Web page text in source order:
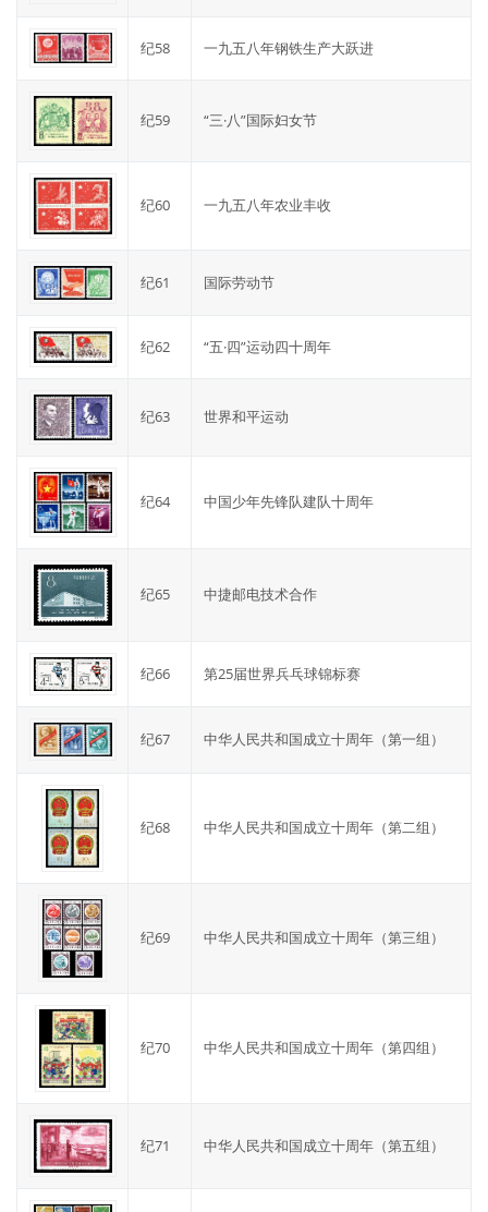
纪58 一九五八年钢铁生产大跃进
纪59 “三·八”国际妇女节
纪60 一九五八年农业丰收
纪61 国际劳动节
纪62 “五·四”运动四十周年
纪63 世界和平运动
纪64 中国少年先锋队建队十周年
纪65 中捷邮电技术合作
纪66 第25届世界兵乓球锦标赛
纪67 中华人民共和国成立十周年（第一组）
纪68 中华人民共和国成立十周年（第二组）
纪69 中华人民共和国成立十周年（第三组）
纪70 中华人民共和国成立十周年（第四组）
纪71 中华人民共和国成立十周年（第五组）